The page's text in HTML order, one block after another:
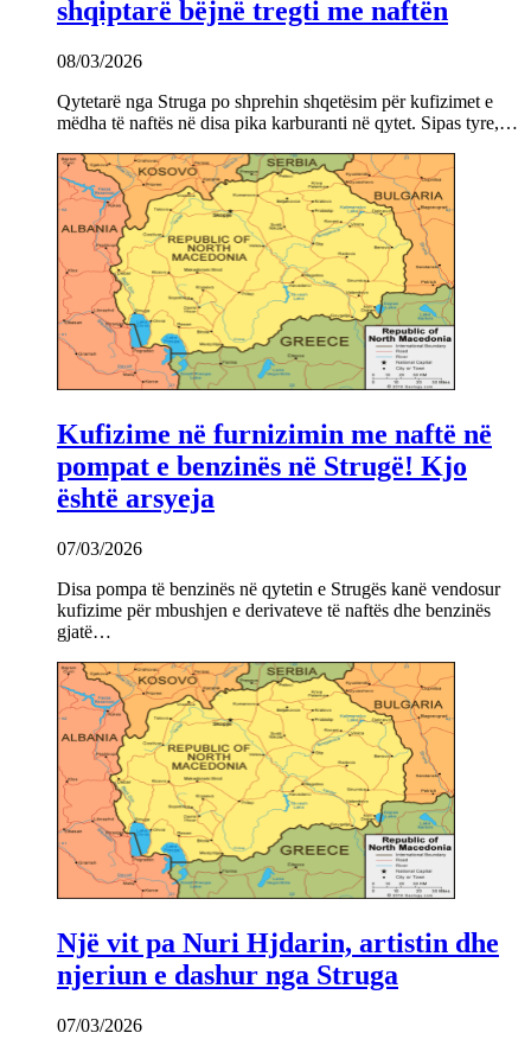
shqiptarë bëjnë tregti me naftën
08/03/2026
Qytetarë nga Struga po shprehin shqetësim për kufizimet e
mëdha të naftës në disa pika karburanti në qytet. Sipas tyre,…
Kufizime në furnizimin me naftë në
pompat e benzinës në Strugë! Kjo
është arsyeja
07/03/2026
Disa pompa të benzinës në qytetin e Strugës kanë vendosur
kufizime për mbushjen e derivateve të naftës dhe benzinës
gjatë…
Një vit pa Nuri Hjdarin, artistin dhe
njeriun e dashur nga Struga
07/03/2026